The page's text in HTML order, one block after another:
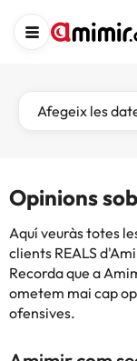
Afegeix les
Opinions
Aquí veuràs totes
clients REALS
Recorda que a
ometem mai cap
ofensives.